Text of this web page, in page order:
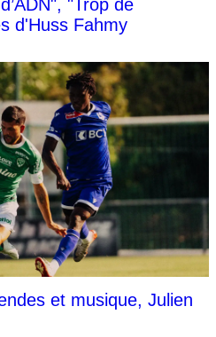
"Trop de
d'Huss Fahmy
et musique, Julien